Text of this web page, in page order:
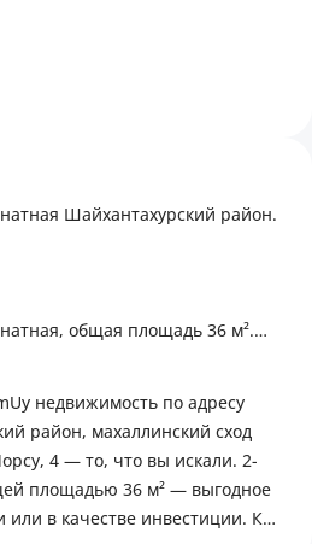
Шайхантахурский район.
общая площадь 36 м².
район
недвижимость по адресу
район, махаллинский сход
4 — то, что вы искали. 2-
площадью 36 м² — выгодное
в качестве инвестиции. К